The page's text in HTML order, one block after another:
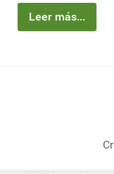
Leer más...